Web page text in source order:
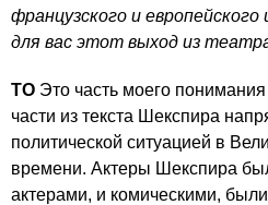
французского и
для вас этот выход из
ТО Это часть моего
части из текста Шекспира
политической ситуацией в
времени. Актеры Шекспира
актерами, и комическими,